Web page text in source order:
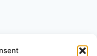
politika